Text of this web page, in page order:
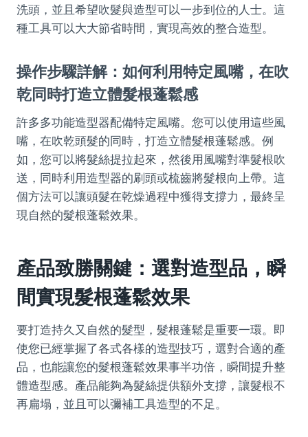
洗頭，並且希望吹髮與造型可以一步到位的人士。這
種工具可以大大節省時間，實現高效的整合造型。
操作步驟詳解：如何利用特定風嘴，在吹
乾同時打造立體髮根蓬鬆感
許多多功能造型器配備特定風嘴。您可以使用這些風
嘴，在吹乾頭髮的同時，打造立體髮根蓬鬆感。例
如，您可以將髮絲提拉起來，然後用風嘴對準髮根吹
送，同時利用造型器的刷頭或梳齒將髮根向上帶。這
個方法可以讓頭髮在乾燥過程中獲得支撐力，最終呈
現自然的髮根蓬鬆效果。
產品致勝關鍵：選對造型品，瞬
間實現髮根蓬鬆效果
要打造持久又自然的髮型，髮根蓬鬆是重要一環。即
使您已經掌握了各式各樣的造型技巧，選對合適的產
品，也能讓您的髮根蓬鬆效果事半功倍，瞬間提升整
體造型感。產品能夠為髮絲提供額外支撐，讓髮根不
再扁塌，並且可以彌補工具造型的不足。